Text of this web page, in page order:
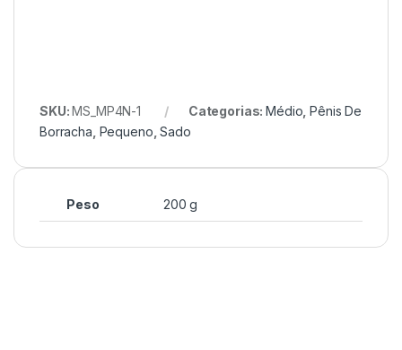
SKU:MS_MP4N-1 Categorias:Médio ,Pênis De
Borracha Pequeno ,Sado
Peso 200 g